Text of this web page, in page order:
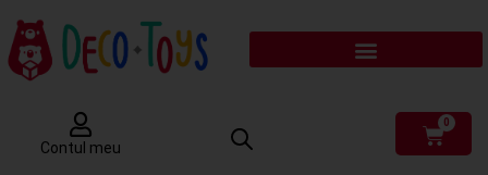
Contul meu
0